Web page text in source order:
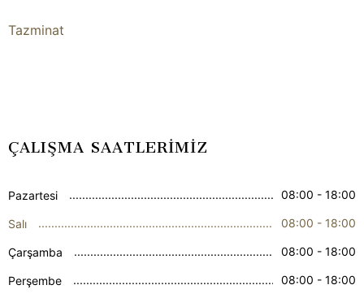
Tazminat
ÇALIŞMA SAATLERİMİZ
Pazartesi 08:00 - 18:00
Salı 08:00 - 18:00
Çarşamba 08:00 - 18:00
Perşembe 08:00 - 18:00